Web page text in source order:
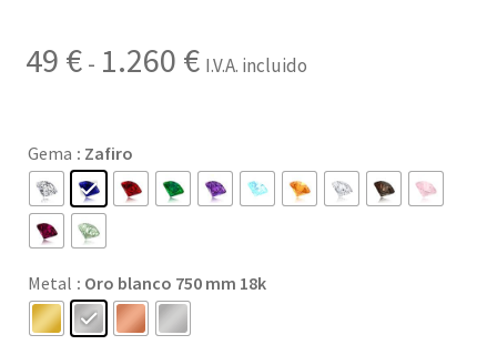
49 € - 1.260 €Rango
desde
49 €
1.260 €
I.V.A. incluido
Gema : Zafiro
Metal : Oro blanco 750 mm 18k